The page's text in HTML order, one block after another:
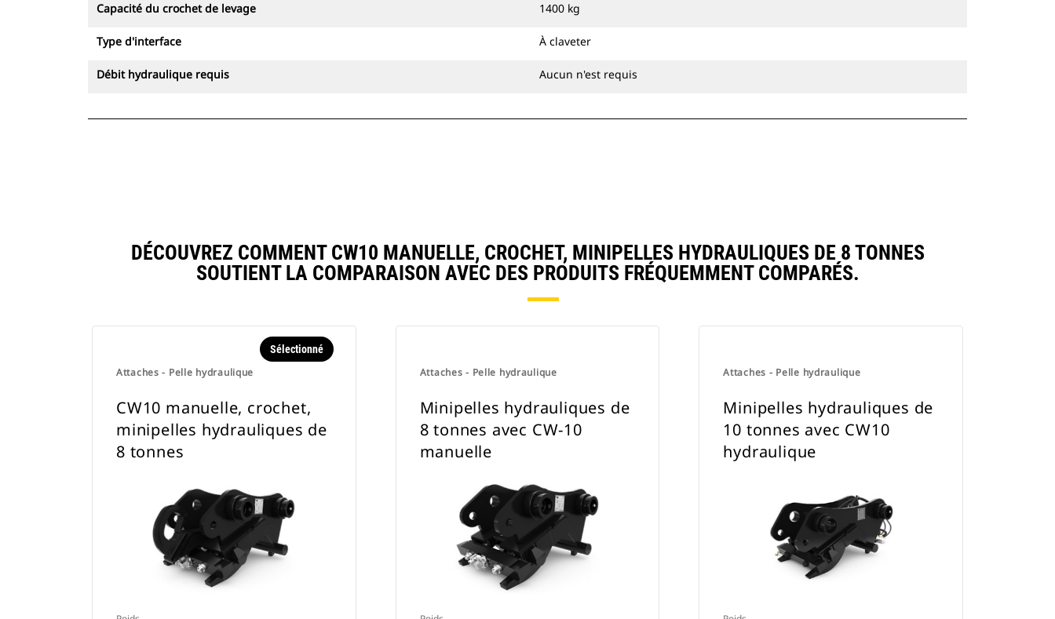
Capacité du crochet de levage 1400 kg
Type d'interface À claveter
Débit hydraulique requis Aucun n'est requis
DÉCOUVREZ COMMENT CW10 MANUELLE, CROCHET, MINIPELLES HYDRAULIQUES DE 8 TONNES
SOUTIENT LA COMPARAISON AVEC DES PRODUITS FRÉQUEMMENT COMPARÉS.
Attaches - Pelle hydraulique
Sélectionné
CW10 manuelle, crochet,
minipelles hydrauliques de
8 tonnes
Attaches - Pelle hydraulique
Minipelles hydrauliques de
8 tonnes avec CW-10
manuelle
Attaches - Pelle hydraulique
Minipelles hydrauliques de
10 tonnes avec CW10
hydraulique